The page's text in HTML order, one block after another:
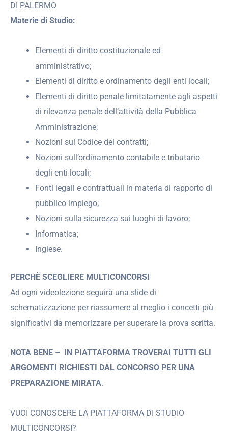
DI PALERMO
Materie di Studio:
Elementi di diritto costituzionale ed
amministrativo;
Elementi di diritto e ordinamento degli enti locali;
Elementi di diritto penale limitatamente agli aspetti
di rilevanza penale dell’attività della Pubblica
Amministrazione;
Nozioni sul Codice dei contratti;
Nozioni sull’ordinamento contabile e tributario
degli enti locali;
Fonti legali e contrattuali in materia di rapporto di
pubblico impiego;
Nozioni sulla sicurezza sui luoghi di lavoro;
Informatica;
Inglese.
PERCHÈ SCEGLIERE MULTICONCORSI
Ad ogni videolezione seguirà una slide di
schematizzazione per riassumere al meglio i concetti più
significativi da memorizzare per superare la prova scritta.
NOTA BENE –
IN PIATTAFORMA TROVERAI TUTTI GLI
ARGOMENTI RICHIESTI DAL CONCORSO PER UNA
PREPARAZIONE MIRATA.
VUOI CONOSCERE LA PIATTAFORMA DI STUDIO
MULTICONCORSI?